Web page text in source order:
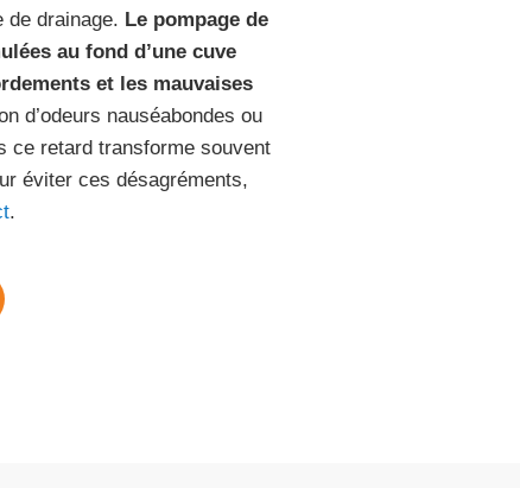
de drainage. Le pompage de
au fond d’une cuve
et les mauvaises
d’odeurs nauséabondes ou
ce retard transforme souvent
éviter ces désagréments,
.